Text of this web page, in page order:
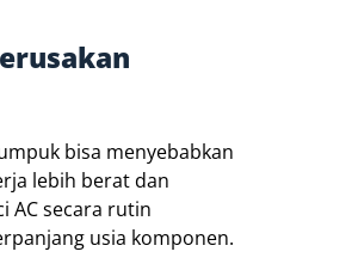
bisa menyebabkan
lebih berat dan
AC secara rutin
usia komponen.